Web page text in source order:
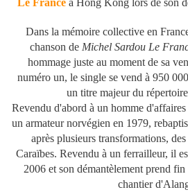
Dans la mémoire collective en
chanson de Michel Sardou Le
hommage juste au moment de sa
numéro un, le single se vend à 950
un titre majeur du
Revendu d'abord à un homme
un armateur norvégien en 1979,
après plusieurs transformations,
Caraïbes. Revendu à un ferrailleur, il
2006 et son démantèlement prend
chantier